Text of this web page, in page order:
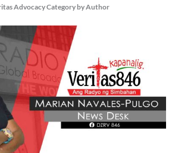
Advocacy Category by Author